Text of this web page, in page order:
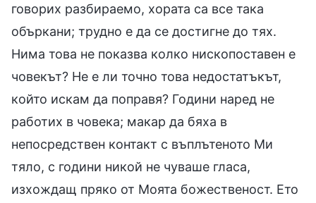
говорих разбираемо, хората са все така
объркани; трудно е да се достигне до тях.
Нима това не показва колко нископоставен е
човекът? Не е ли точно това недостатъкът,
който искам да поправя? Години наред не
работих в човека; макар да бяха в
непосредствен контакт с въплътеното Ми
тяло, с години никой не чуваше гласа,
изхождащ пряко от Моята божественост. Ето